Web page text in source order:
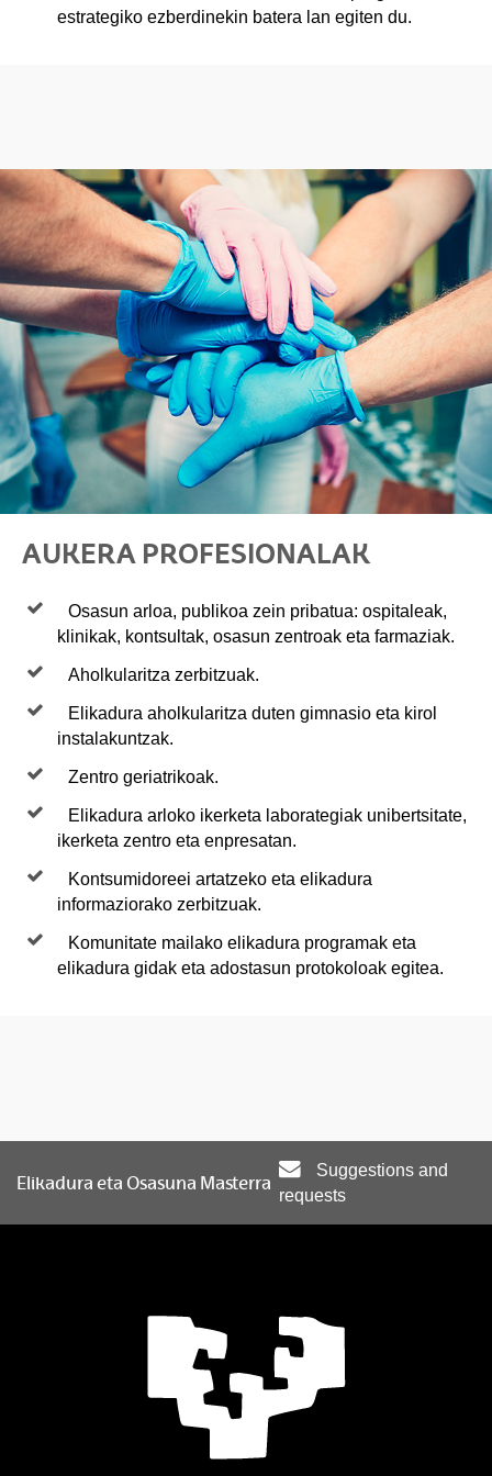
estrategiko ezberdinekin batera lan egiten du.
AUKERA PROFESIONALAK
Osasun arloa, publikoa zein pribatua: ospitaleak,
klinikak, kontsultak, osasun zentroak eta farmaziak.
Aholkularitza zerbitzuak.
Elikadura aholkularitza duten gimnasio eta kirol
instalakuntzak.
Zentro geriatrikoak.
Elikadura arloko ikerketa laborategiak unibertsitate,
ikerketa zentro eta enpresatan.
Kontsumidoreei artatzeko eta elikadura
informaziorako zerbitzuak.
Komunitate mailako elikadura programak eta
elikadura gidak eta adostasun protokoloak egitea.
Elikadura eta Osasuna Masterra
Suggestions and
requests